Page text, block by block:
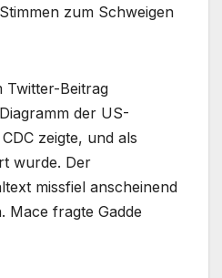
zum Schweigen
Twitter-Beitrag
der US-
zeigte, und als
wurde. Der
missfiel anscheinend
Mace fragte Gadde